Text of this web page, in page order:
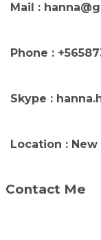
Mail :
Phone :
Skype :
Location : New
Contact Me